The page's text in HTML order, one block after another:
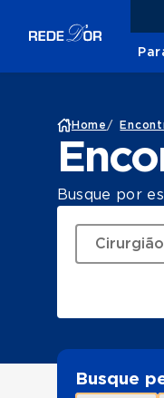
Home /
Busque por
Busque